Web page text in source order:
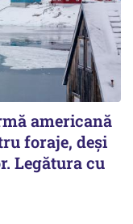
americană
foraje, deși
Legătura cu